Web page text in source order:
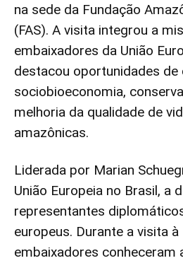
na sede da Fundação
(FAS). A visita integrou a
embaixadores da União
destacou oportunidades de
sociobioeconomia,
melhoria da qualidade de
amazônicas.
Liderada por Marian
União Europeia no Brasil, a
representantes
europeus. Durante a visita à
embaixadores conheceram